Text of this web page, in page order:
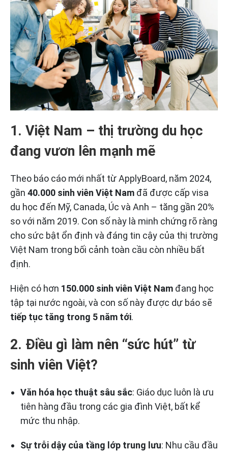
1. Việt Nam – thị trường du học
đang vươn lên mạnh mẽ
Theo báo cáo mới nhất từ ApplyBoard, năm 2024,
gần 40.000 sinh viên Việt Nam đã được cấp visa
du học đến Mỹ, Canada, Úc và Anh – tăng gần 20%
so với năm 2019. Con số này là minh chứng rõ ràng
cho sức bật ổn định và đáng tin cậy của thị trường
Việt Nam trong bối cảnh toàn cầu còn nhiều bất
định.
Hiện có hơn 150.000 sinh viên Việt Nam đang học
tập tại nước ngoài, và con số này được dự báo sẽ
tiếp tục tăng trong 5 năm tới.
2. Điều gì làm nên “sức hút” từ
sinh viên Việt?
Văn hóa học thuật sâu sắc: Giáo dục luôn là ưu
tiên hàng đầu trong các gia đình Việt, bất kể
mức thu nhập.
Sự trỗi dậy của tầng lớp trung lưu: Nhu cầu đầu